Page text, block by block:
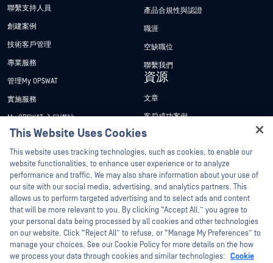
聯繫支持人員
創建案例
技術客戶管理
專業服務
管理My OPSWAT
實施服務
My OPSWAT 入口網站
技術檔案
訓練
漏洞通報計畫
合作夥伴
認證
技術合作夥伴
管道合作夥伴計劃
產品合規性與認證
職涯
空缺職位
聯繫我們
資源
文章
客戶成功案例
新聞稿
新聞報導
網路研討會
產品型錄
白皮書
免費工具
This Website Uses Cookies
This website uses tracking technologies, such as cookies, to enable our
website functionalities, to enhance user experience or to analyze
performance and traffic. We may also share information about your use of
our site with our social media, advertising, and analytics partners. This
allows us to perform targeted advertising and to select ads and content
that will be more relevant to you. By clicking “Accept All,” you agree to
your personal data being processed by all cookies and other technologies
on our website. Click “Reject All” to refuse, or “Manage My Preferences” to
manage your choices. See our Cookie Policy for more details on the how
we process your data through cookies and similar technologies: Cookie
Hey there!
I'm Ozzy, your OPSWAT virtual assistant.
How can I help you secure what's critical
today?